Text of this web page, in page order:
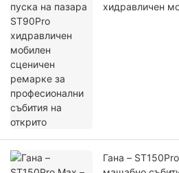
хидравличен
Гана –